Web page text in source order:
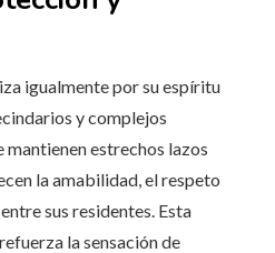
igualmente por su espíritu
y complejos
mantienen estrechos lazos
la amabilidad, el respeto
sus residentes. Esta
la sensación de